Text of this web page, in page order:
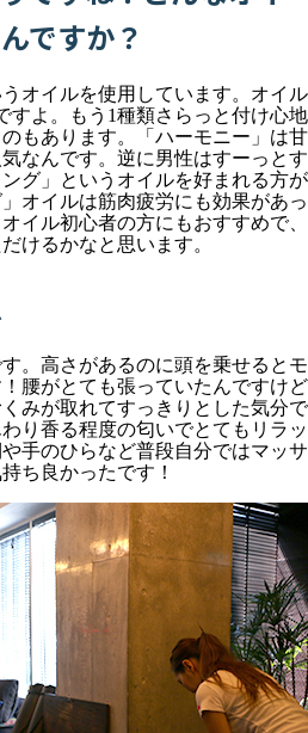
ですか？
オイルを使用しています。オイル
すよ。もう1種類さらっと付け心地
もあります。「ハーモニー」は甘
なんです。逆に男性はすーっとす
グ」というオイルを好まれる方が
オイルは筋肉疲労にも効果があっ
イル初心者の方にもおすすめで、
けるかなと思います。
。高さがあるのに頭を乗せるとモ
腰がとても張っていたんですけど
みが取れてすっきりとした気分で
り香る程度の匂いでとてもリラッ
手のひらなど普段自分ではマッサ
ち良かったです！